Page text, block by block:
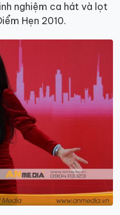
nghiệm ca hát và lọt
Hẹn 2010.